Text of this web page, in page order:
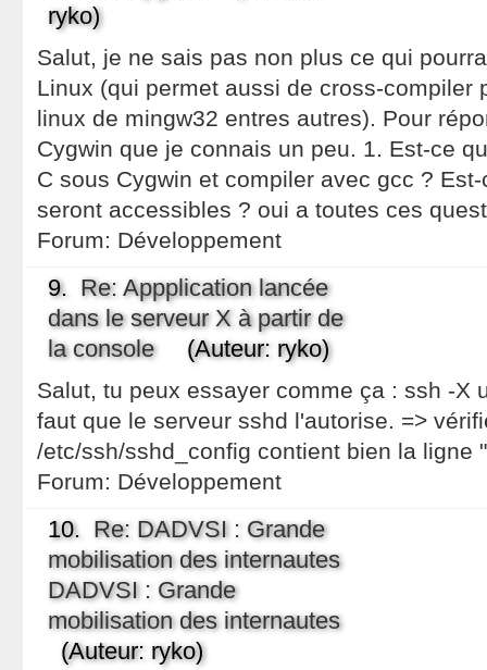
ryko)
Salut, je ne sais pas non plus ce qui
Linux (qui permet aussi de cross-compiler
linux de mingw32 entres autres). Pour
Cygwin que je connais un peu. 1. Est-ce
C sous Cygwin et compiler avec gcc ?
seront accessibles ? oui a toutes ces
Forum: Développement
9. Re: Appplication lancée
dans le serveur X à partir de
la console(Auteur: ryko)
Salut, tu peux essayer comme ça : ssh -X
faut que le serveur sshd l'autorise. =>
/etc/ssh/sshd_config contient bien la ligne
Forum: Développement
10. Re: DADVSI : Grande
mobilisation des internautes
DADVSI : Grande
mobilisation des internautes
(Auteur: ryko)